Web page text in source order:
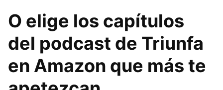
O elige los capítulos
del podcast de Triunfa
en Amazon que más te